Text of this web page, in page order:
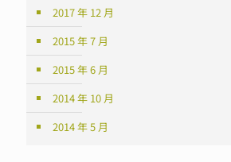
2017 年 12 月
2015 年 7 月
2015 年 6 月
2014 年 10 月
2014 年 5 月